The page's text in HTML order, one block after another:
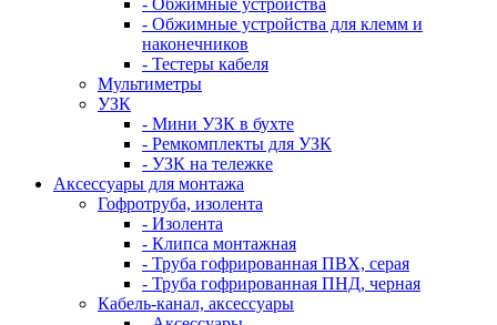
- Обжимные устройства
- Обжимные устройства для клемм и
наконечников
- Тестеры кабеля
Мультиметры
УЗК
- Мини УЗК в бухте
- Ремкомплекты для УЗК
- УЗК на тележке
Аксессуары для монтажа
Гофротруба, изолента
- Изолента
- Клипса монтажная
- Труба гофрированная ПВХ, серая
- Труба гофрированная ПНД, черная
Кабель-канал, аксессуары